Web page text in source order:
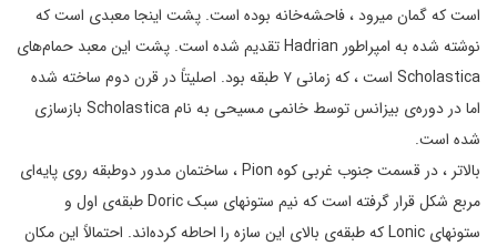
است که گمان میرود ، فاحشه‌خانه بوده است. پشت اینجا معبدی است که
نوشته شده به امپراطور Hadrian تقدیم شده است. پشت این معبد حمام‌های
Scholastica است ، که زمانی ۷ طبقه بود. اصلیتاً در قرن دوم ساخته شده
اما در دوره‌ی بیزانس توسط خانمی مسیحی به نام Scholastica بازسازی
شده است.
بالاتر ، در قسمت جنوب غربی کوه Pion ، ساختمان مدور دوطبقه روی پایه‌ای
مربع شکل قرار گرفته است که نیم ستونهای سبک Doric طبقه‌ی اول و
ستونهای Lonic که طبقه‌ی بالای این سازه را احاطه کرده‌اند. احتمالاً این مکان